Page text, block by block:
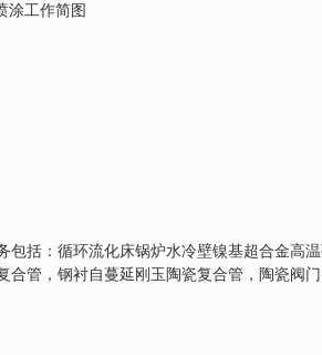
涂工作简图
括：循环流化床锅炉水冷壁镍基超合金高
管，钢衬自蔓延刚玉陶瓷复合管，陶瓷阀